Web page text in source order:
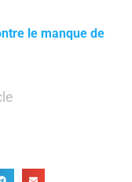
le manque de